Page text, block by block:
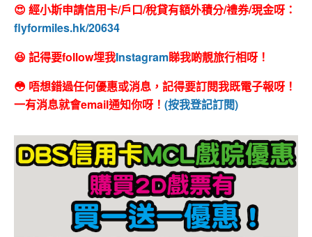
😍 經小斯申請信用卡/戶口/稅貸有額外積分/禮券/現金呀：
flyformiles.hk/20634
😆 記得要follow埋我Instagram睇我啲靚旅行相呀！
😳 唔想錯過任何優惠或消息，記得要訂閱我既電子報呀！
一有消息就會email通知你呀！ (按我登記訂閱)